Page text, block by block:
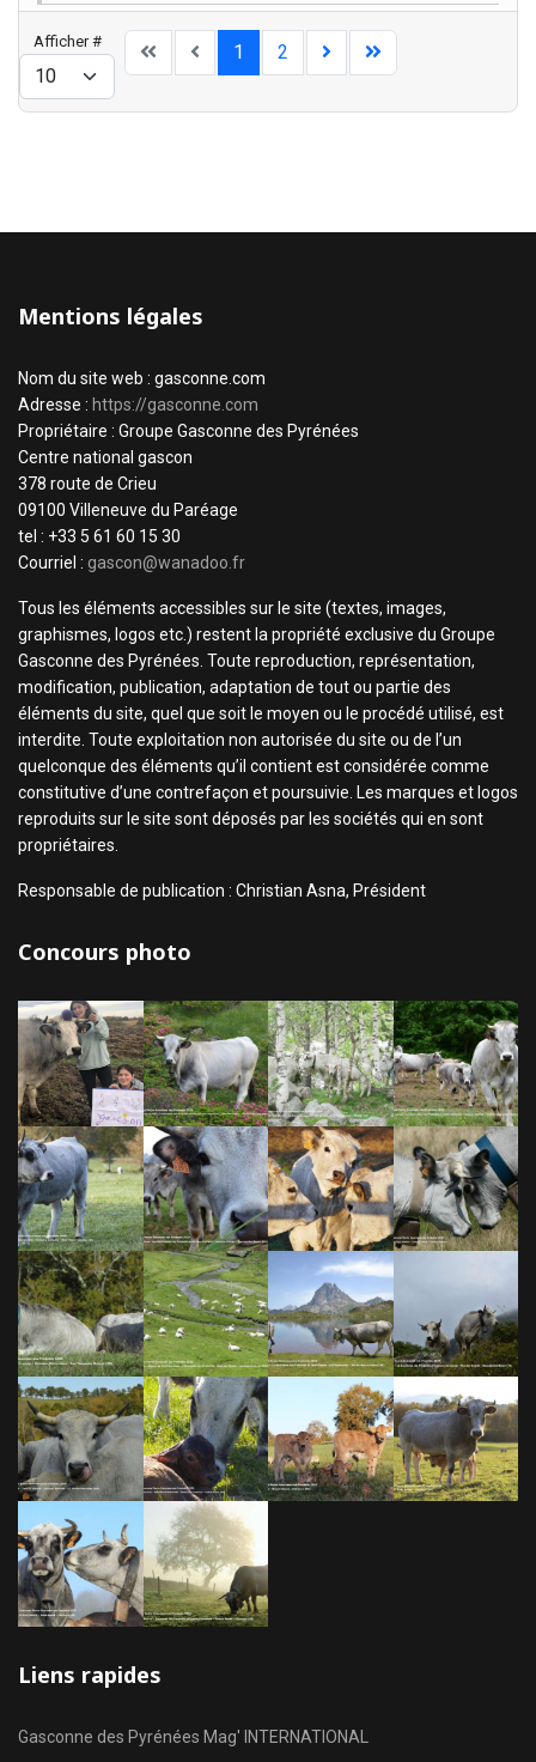
Limite de la pagination
Afficher # 1 2
Mentions légales
Nom du site web : gasconne.com
Adresse : https://gasconne.com
Propriétaire : Groupe Gasconne des Pyrénées
Centre national gascon
378 route de Crieu
09100 Villeneuve du Paréage
tel : +33 5 61 60 15 30
Courriel : gascon@wanadoo.fr
Tous les éléments accessibles sur le site (textes, images,
graphismes, logos etc.) restent la propriété exclusive du Groupe
Gasconne des Pyrénées. Toute reproduction, représentation,
modification, publication, adaptation de tout ou partie des
éléments du site, quel que soit le moyen ou le procédé utilisé, est
interdite. Toute exploitation non autorisée du site ou de l’un
quelconque des éléments qu’il contient est considérée comme
constitutive d’une contrefaçon et poursuivie. Les marques et logos
reproduits sur le site sont déposés par les sociétés qui en sont
propriétaires.
Responsable de publication : Christian Asna, Président
Concours photo
Liens rapides
Gasconne des Pyrénées Mag' INTERNATIONAL